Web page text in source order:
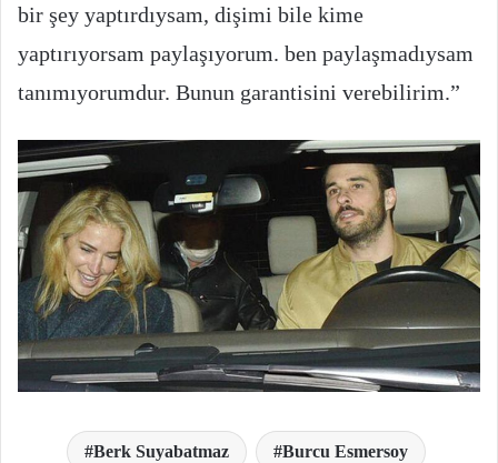
bir şey yaptırdıysam, dişimi bile kime
yaptırıyorsam paylaşıyorum. ben paylaşmadıysam
tanımıyorumdur. Bunun garantisini verebilirim.”
Berk Suyabatmaz Burcu Esmersoy